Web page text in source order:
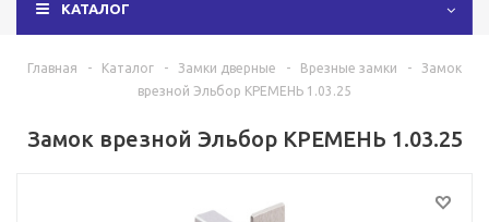
КАТАЛОГ
Главная - Каталог - Замки дверные - Врезные замки -
Замок
врезной Эльбор КРЕМЕНЬ 1.03.25
Замок врезной Эльбор КРЕМЕНЬ 1.03.25